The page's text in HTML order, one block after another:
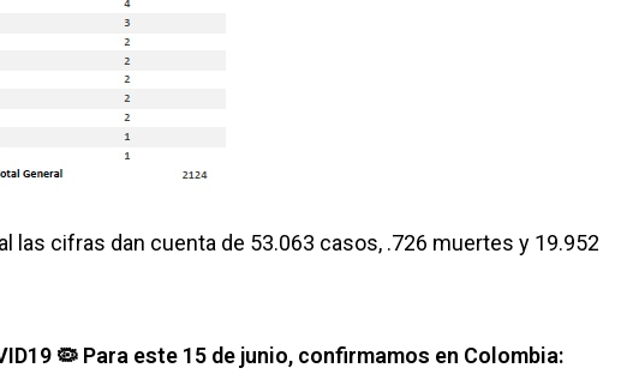
las cifras dan cuenta de 53.063 casos, .726 muertes y 19.952
🦠 Para este 15 de junio, confirmamos en Colombia: